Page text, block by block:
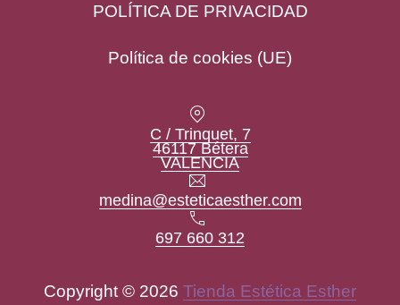
POLÍTICA DE PRIVACIDAD
Política de cookies (UE)
C / Trinquet, 7
46117 Bétera
VALENCIANew Window
Email
medina@esteticaesther.com
Teléfono
697 660 312
Copyright © 2026 Tienda Estética Esther